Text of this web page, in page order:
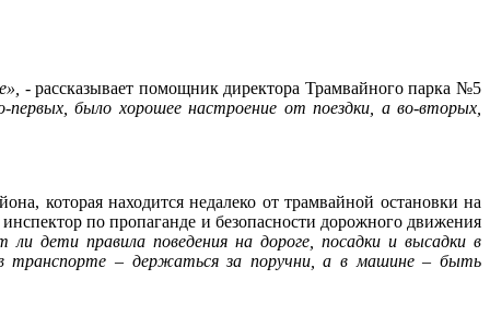
- рассказывает помощник директора Трамвайного парка №5
было хорошее настроение от поездки, а во-вторых,
которая находится недалеко от трамвайной остановки на
по пропаганде и безопасности дорожного движения
дети правила поведения на дороге, посадки и высадки в
транспорте – держаться за поручни, а в машине – быть